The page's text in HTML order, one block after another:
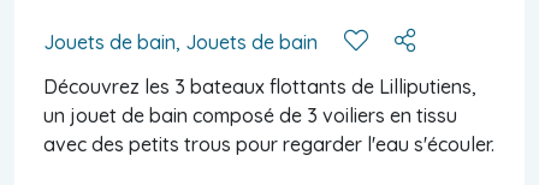
Jouets de bain, Jouets de bain
Découvrez les 3 bateaux flottants de Lilliputiens,
un jouet de bain composé de 3 voiliers en tissu
avec des petits trous pour regarder l'eau s'écouler.